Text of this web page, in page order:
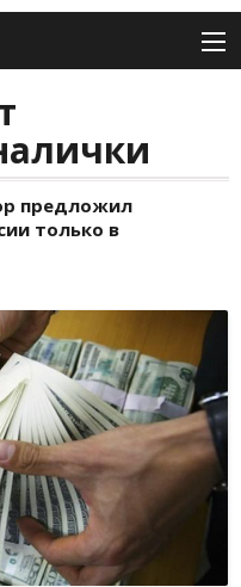
предложил
только в